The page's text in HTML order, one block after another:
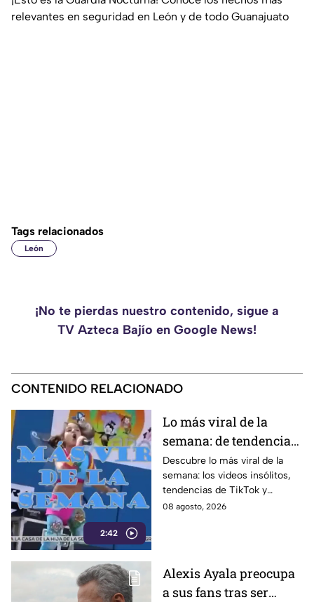
relevantes en seguridad en León y de todo Guanajuato
Tags relacionados
León
¡No te pierdas nuestro contenido, sigue a
TV Azteca Bajío en Google News!
CONTENIDO RELACIONADO
2:42
Lo más viral de la
semana: de tendencias
en TikTok a momentos
insólitos
Descubre lo más viral de la
semana: los videos insólitos,
tendencias de TikTok y
momentos que se volvieron
08 agosto, 2026
Alexis Ayala preocupa
a sus fans tras ser